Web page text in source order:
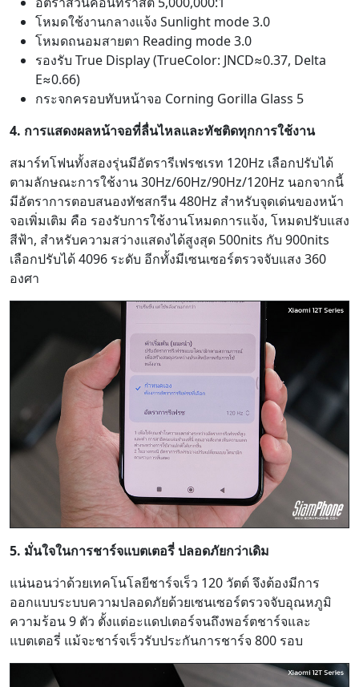
โหมดใช้งานกลางแจ้ง Sunlight mode 3.0
โหมดถนอมสายตา Reading mode 3.0
รองรับ True Display (TrueColor: JNCD≈0.37, Delta
E≈0.66)
กระจกครอบทับหน้าจอ Corning Gorilla Glass 5
4. การแสดงผลหน้าจอที่ลื่นไหลและทัชติดทุกการใช้งาน
สมาร์ทโฟนทั้งสองรุ่นมีอัตรารีเฟรชเรท 120Hz เลือกปรับได้
ตามลักษณะการใช้งาน 30Hz/60Hz/90Hz/120Hz นอกจากนี้
มีอัตราการตอบสนองทัชสกรีน 480Hz สำหรับจุดเด่นของหน้า
จอเพิ่มเติม คือ รองรับการใช้งานโหมดการแจ้ง, โหมดปรับแสง
สีฟ้า, สำหรับความสว่างแสดงได้สูงสุด 500nits กับ 900nits
เลือกปรับได้ 4096 ระดับ อีกทั้งมีเซนเซอร์ตรวจจับแสง 360
องศา
5. มั่นใจในการชาร์จแบตเตอรี่ ปลอดภัยกว่าเดิม
แน่นอนว่าด้วยเทคโนโลยีชาร์จเร็ว 120 วัตต์ จึงต้องมีการ
ออกแบบระบบความปลอดภัยด้วยเซนเซอร์ตรวจจับอุณหภูมิ
ความร้อน 9 ตัว ตั้งแต่อะแดปเตอร์จนถึงพอร์ตชาร์จและ
แบตเตอรี่ แม้จะชาร์จเร็วรับประกันการชาร์จ 800 รอบ